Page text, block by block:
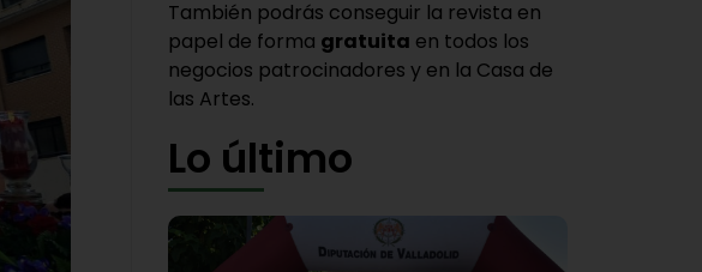
También podrás conseguir la revista en
papel de forma gratuita en todos los
negocios patrocinadores y en la Casa de
las Artes.
Lo último